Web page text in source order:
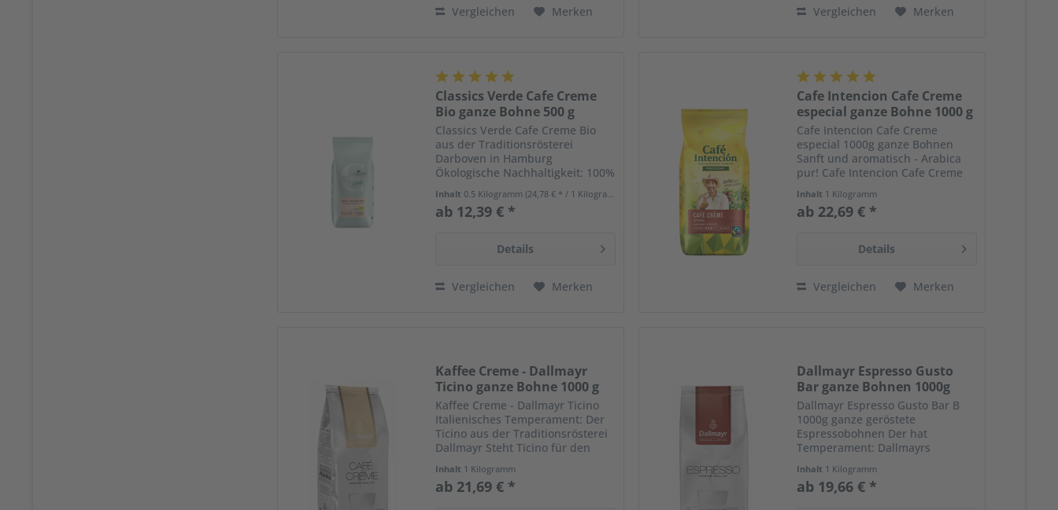
Vergleichen Merken Vergleichen Merken
Classics Verde Cafe Creme
Bio ganze Bohne 500 g
Classics Verde Cafe Creme Bio
aus der Traditionsrösterei
Darboven in Hamburg
Ökologische Nachhaltigkeit: 100%
besser sein als exzellenter
Geschmack verbunden mit dem
Inhalt 0.5 Kilogramm(24,78 € * / 1 Kilogramm)
ab 12,39 € *
Details
Vergleichen Merken
Cafe Intencion Cafe Creme
especial ganze Bohne 1000 g
Cafe Intencion Cafe Creme
especial 1000g ganze Bohnen
Sanft und aromatisch - Arabica
pur! Cafe Intencion Cafe Creme
köstlicher Kaffee – darf er auch
Ihr Herz erobern? Allerfeinste
Inhalt 1 Kilogramm
ab 22,69 € *
Details
Vergleichen Merken
Kaffee Creme - Dallmayr
Ticino ganze Bohne 1000 g
Kaffee Creme - Dallmayr Ticino
Italienisches Temperament: Der
Ticino aus der Traditionsrösterei
Dallmayr Steht Ticino für den
Nebenfluss des Po in
Oberitalien? Bei Dallmayr steht
Inhalt 1 Kilogramm
ab 21,69 € *
Dallmayr Espresso Gusto
Bar ganze Bohnen 1000g
Dallmayr Espresso Gusto Bar B
1000g ganze geröstete
Espressobohnen Der hat
Temperament: Dallmayrs
intensiv, aromatisch und bringt
eine feine Kakaonote in die
Inhalt 1 Kilogramm
ab 19,66 € *